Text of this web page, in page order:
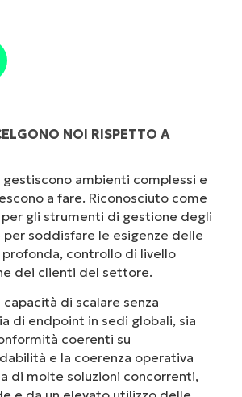
NOI RISPETTO A
ambienti complessi e
a fare. Riconosciuto come
gli strumenti di gestione degli
soddisfare le esigenze delle
profonda, controllo di livello
dei clienti del settore.
di scalare senza
di endpoint in sedi globali, sia
coerenti su
e la coerenza operativa
di molte soluzioni concorrenti,